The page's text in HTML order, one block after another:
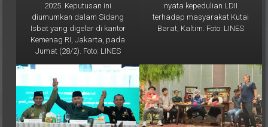
2025. Keputusan ini
diumumkan dalam Sidang
Isbat yang digelar di kantor
Kemenag RI, Jakarta, pada
Jumat (28/2). Foto: LINES
nyata kepedulian LDII
terhadap masyarakat Kutai
Barat, Kaltim. Foto: LINES